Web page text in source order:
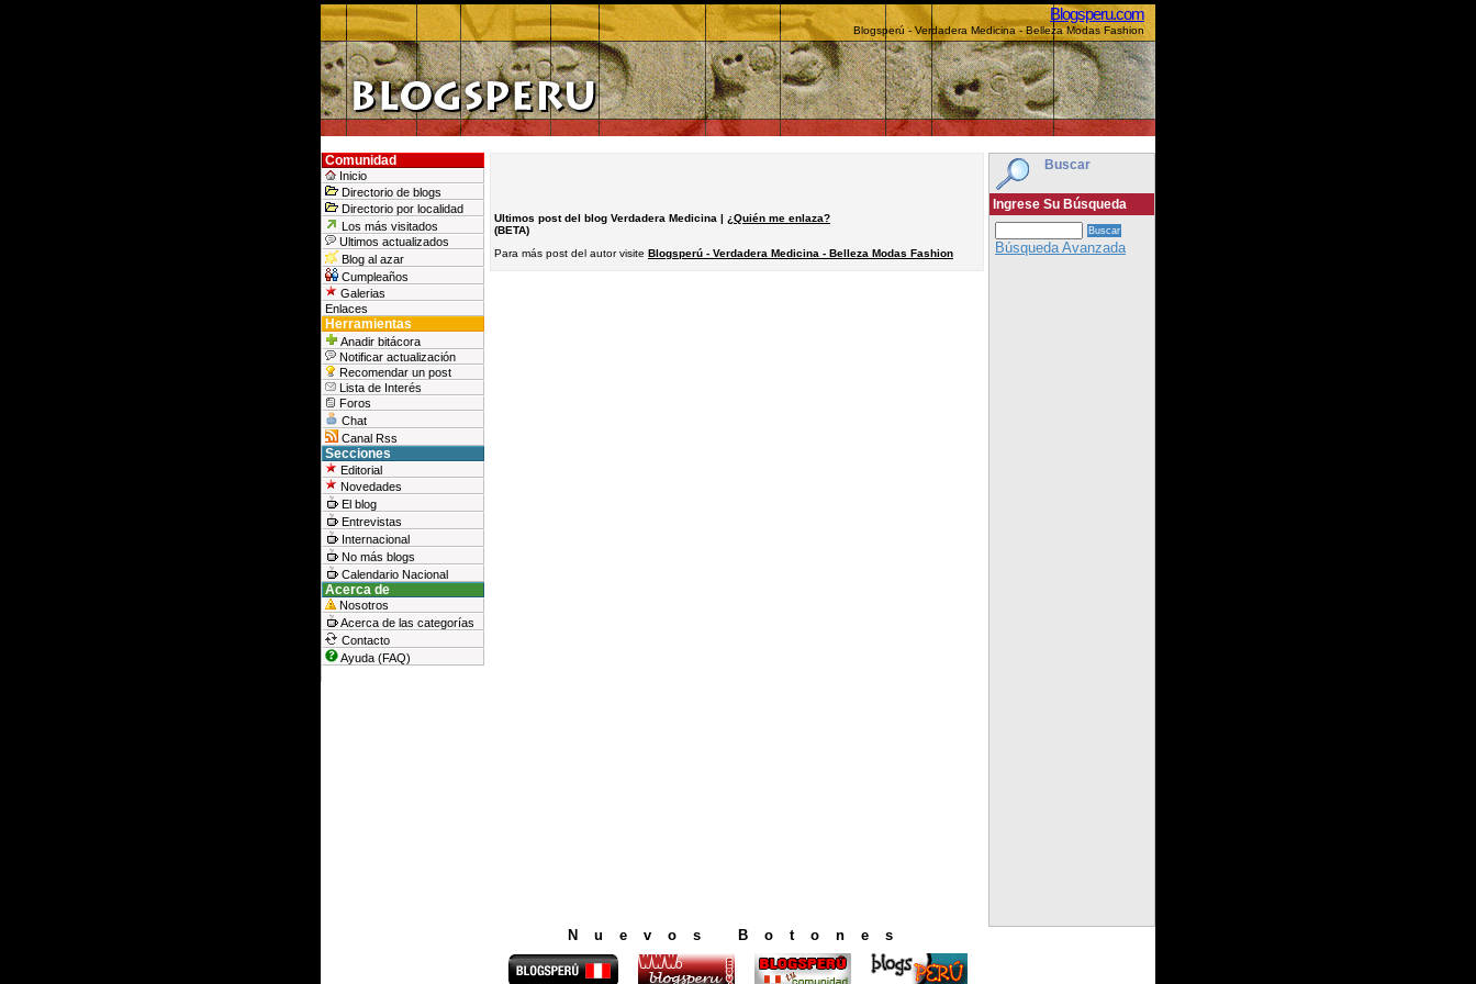
Blogsperu.com
Blogsperú - Verdadera Medicina - Belleza Modas Fashion
Buscar
Ingrese Su Búsqueda
Búsqueda Avanzada
Comunidad
Inicio
Directorio de blogs
Directorio por localidad
Los más visitados
Ultimos actualizados
Blog al azar
Cumpleaños
Galerias
Enlaces
Herramientas
Anadir bitácora
Notificar actualización
Recomendar un post
Lista de Interés
Foros
Chat
Canal Rss
Secciones
Editorial
Novedades
El blog
Entrevistas
Internacional
No más blogs
Calendario Nacional
Acerca de
Nosotros
Acerca de las categorías
Contacto
Ayuda (FAQ)
Ultimos post del blog Verdadera Medicina | ¿Quién me enlaza?
(BETA)
Para más post del autor visite Blogsperú - Verdadera Medicina - Belleza Modas Fashion
Nuevos Botones